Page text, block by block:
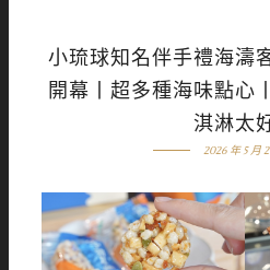
小琉球知名伴手禮海濤
開幕丨超多種海味點心
淇淋太
2026 年 5 月